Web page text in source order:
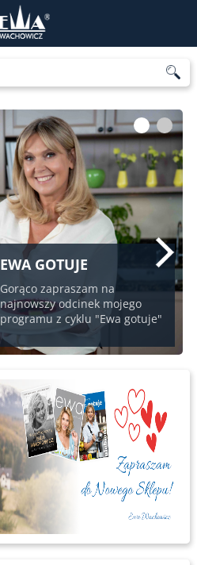
EWA GOTUJE
Gorąco zapraszam na
najnowszy odcinek mojego
programu z cyklu "Ewa gotuje"
1 2